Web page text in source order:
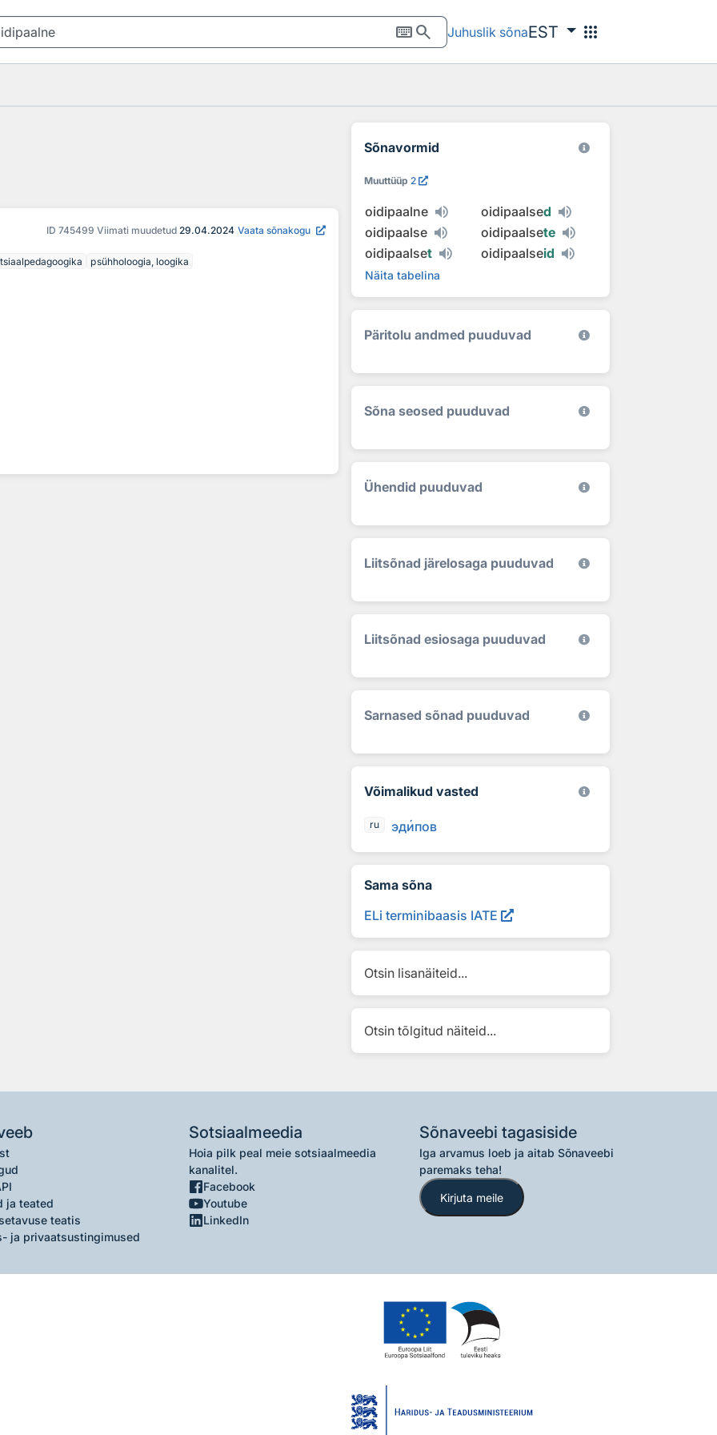
keyboardsearch Juhuslik sõnaEST apps
ID 745499 Viimati muudetud 29.04.2024 Vaata sõnakogu
psühholoogia, loogika
Sõnavormid
Muuttüüp 2
oidipaalne oidipaalsed
oidipaalse
oidipaalsete
oidipaalset oidipaalseid
Näita tabelina
Päritolu andmed puuduvad
Sõna seosed puuduvad
Ühendid puuduvad
Liitsõnad järelosaga puuduvad
Liitsõnad esiosaga puuduvad
Sarnased sõnad puuduvad
Võimalikud vasted
ru эдипов
Sama sõna
ELi terminibaasis IATE
Otsin lisanäiteid...
Otsin tõlgitud näiteid...
ja teated
teatis
ja privaatsustingimused
Sotsiaalmeedia
Hoia pilk peal meie sotsiaalmeedia
kanalitel.
Facebook
Youtube
LinkedIn
Sõnaveebi tagasiside
Iga arvamus loeb ja aitab Sõnaveebi
paremaks teha!
Kirjuta meile